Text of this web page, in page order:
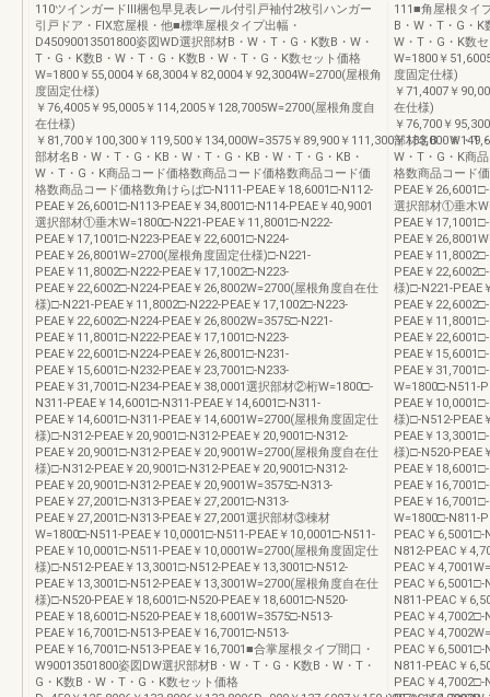
110ツインガードⅢ梱包早見表レール付引戸袖付2枚引ハンガー
引戸ドア・FIX窓屋根・他■標準屋根タイプ出幅・
D45090013501800姿図WD選択部材B・W・T・G・K数B・W・
T・G・K数B・W・T・G・K数B・W・T・G・K数セット価格
W=1800￥55,0004￥68,3004￥82,0004￥92,3004W=2700(屋根角
度固定仕様)
￥76,4005￥95,0005￥114,2005￥128,7005W=2700(屋根角度自
在仕様)
￥81,700￥100,300￥119,500￥134,000W=3575￥89,900￥111,300￥133,000￥
部材名B・W・T・G・KB・W・T・G・KB・W・T・G・KB・
W・T・G・K商品コード価格数商品コード価格数商品コード価
格数商品コード価格数角けらば□-N111-PEAE￥18,6001□-N112-
PEAE￥26,6001□-N113-PEAE￥34,8001□-N114-PEAE￥40,9001
選択部材①垂木W=1800□-N221-PEAE￥11,8001□-N222-
PEAE￥17,1001□-N223-PEAE￥22,6001□-N224-
PEAE￥26,8001W=2700(屋根角度固定仕様)□-N221-
PEAE￥11,8002□-N222-PEAE￥17,1002□-N223-
PEAE￥22,6002□-N224-PEAE￥26,8002W=2700(屋根角度自在仕
様)□-N221-PEAE￥11,8002□-N222-PEAE￥17,1002□-N223-
PEAE￥22,6002□-N224-PEAE￥26,8002W=3575□-N221-
PEAE￥11,8001□-N222-PEAE￥17,1001□-N223-
PEAE￥22,6001□-N224-PEAE￥26,8001□-N231-
PEAE￥15,6001□-N232-PEAE￥23,7001□-N233-
PEAE￥31,7001□-N234-PEAE￥38,0001選択部材②桁W=1800□-
N311-PEAE￥14,6001□-N311-PEAE￥14,6001□-N311-
PEAE￥14,6001□-N311-PEAE￥14,6001W=2700(屋根角度固定仕
様)□-N312-PEAE￥20,9001□-N312-PEAE￥20,9001□-N312-
PEAE￥20,9001□-N312-PEAE￥20,9001W=2700(屋根角度自在仕
様)□-N312-PEAE￥20,9001□-N312-PEAE￥20,9001□-N312-
PEAE￥20,9001□-N312-PEAE￥20,9001W=3575□-N313-
PEAE￥27,2001□-N313-PEAE￥27,2001□-N313-
PEAE￥27,2001□-N313-PEAE￥27,2001選択部材③棟材
W=1800□-N511-PEAE￥10,0001□-N511-PEAE￥10,0001□-N511-
PEAE￥10,0001□-N511-PEAE￥10,0001W=2700(屋根角度固定仕
様)□-N512-PEAE￥13,3001□-N512-PEAE￥13,3001□-N512-
PEAE￥13,3001□-N512-PEAE￥13,3001W=2700(屋根角度自在仕
様)□-N520-PEAE￥18,6001□-N520-PEAE￥18,6001□-N520-
PEAE￥18,6001□-N520-PEAE￥18,6001W=3575□-N513-
PEAE￥16,7001□-N513-PEAE￥16,7001□-N513-
PEAE￥16,7001□-N513-PEAE￥16,7001■合掌屋根タイプ間口・
W90013501800姿図DW選択部材B・W・T・G・K数B・W・T・
G・K数B・W・T・G・K数セット価格
111■角屋根タイ
B・W・T・G・K
W・T・G・K数
W=1800￥
度固定仕様)
￥71,4007￥
在仕様)
￥76,700￥
部材名B・W・T
W・T・G・K商
格数商品コード
PEAE￥
選択部材①垂木
PEAE￥
PEAE￥
PEAE￥
PEAE￥
様)□-N221-PEAE
PEAE￥
PEAE￥
PEAE￥
PEAE￥
PEAE￥
W=1800□-N511-
PEAE￥
様)□-N512-PEAE
PEAE￥
様)□-N520-PEAE
PEAE￥
PEAE￥
PEAE￥
W=1800□-N811-
PEAC￥6,5001□-
N812-PEAC￥
PEAC￥
PEAC￥6,5001□-
N811-PEAC￥
PEAC￥4,7002□-
PEAC￥
PEAC￥6,5001□-
N811-PEAC￥
PEAC￥4,7002□-